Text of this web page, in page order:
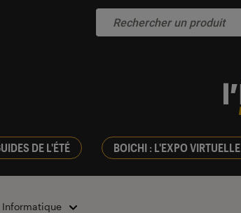
DE L'ÉTÉ BOICHI : L'EXPO VIRTUELLE
Informatique